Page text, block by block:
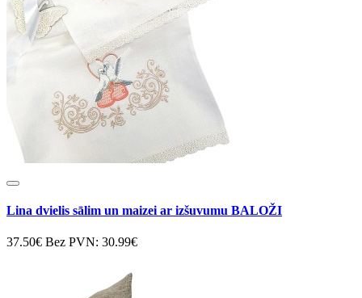
Lina dvielis sālim un maizei ar izšuvumu BALOŽI
37.50€ Bez PVN: 30.99€